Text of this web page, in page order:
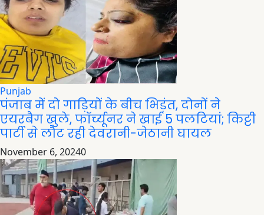
Punjab
पंजाब में दो गाड़ियों के बीच भिड़ंत, दोनों ने
एयरबैग खुले, फॉर्च्यूनर ने खाई 5 पलटियां; किट्टी
पार्टी से लौट रही देवरानी-जेठानी घायल
November 6, 20240